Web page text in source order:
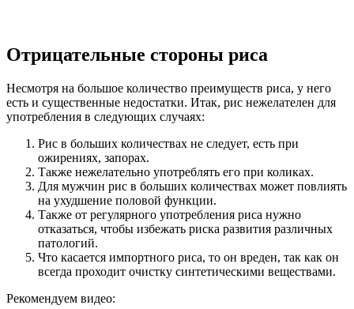
Отрицательные стороны риса
Несмотря на большое количество преимуществ риса, у него
есть и существенные недостатки. Итак, рис нежелателен для
употребления в следующих случаях:
Рис в больших количествах не следует, есть при
ожирениях, запорах.
Также нежелательно употреблять его при коликах.
Для мужчин рис в больших количествах может повлиять
на ухудшение половой функции.
Также от регулярного употребления риса нужно
отказаться, чтобы избежать риска развития различных
патологий.
Что касается импортного риса, то он вреден, так как он
всегда проходит очистку синтетическими веществами.
Рекомендуем видео: